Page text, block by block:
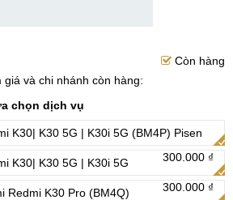
Còn hàng
và chi nhánh còn hàng:
chọn dịch vụ
K30| K30 5G | K30i 5G (BM4P) Pisen
300.000 ₫
K30| K30 5G | K30i 5G
300.000 ₫
Redmi K30 Pro (BM4Q)